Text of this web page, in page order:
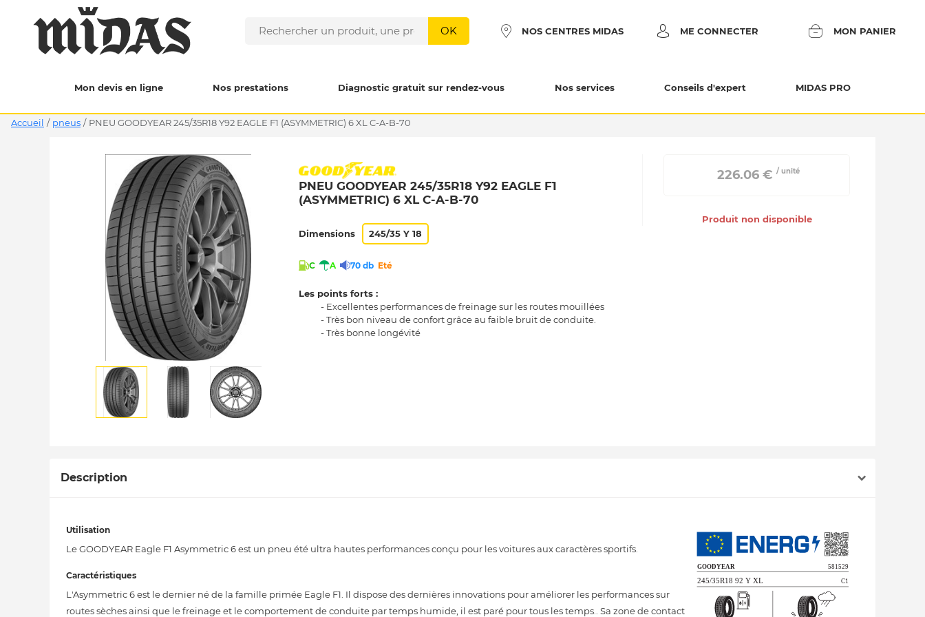
OK NOS CENTRES MIDAS ME CONNECTER MON PANIER
Mon devis en ligne Nos prestations Diagnostic gratuit sur rendez-vous Nos services Conseils d'expert MIDAS PRO
Accueil / pneus / PNEU GOODYEAR 245/35R18 Y92 EAGLE F1 (ASYMMETRIC) 6 XL C-A-B-70
PNEU GOODYEAR 245/35R18 Y92 EAGLE F1
(ASYMMETRIC) 6 XL C-A-B-70
Dimensions 245/35 Y 18
C A 70 db Eté
Les points forts :
- Excellentes performances de freinage sur les routes mouillées
- Très bon niveau de confort grâce au faible bruit de conduite.
- Très bonne longévité
226.06 € / unité
Produit non disponible
Description
Utilisation
Le GOODYEAR Eagle F1 Asymmetric 6 est un pneu été ultra hautes performances conçu pour les voitures aux caractères sportifs.
Caractéristiques
L'Asymmetric 6 est le dernier né de la famille primée Eagle F1. Il dispose des dernières innovations pour améliorer les performances sur
routes sèches ainsi que le freinage et le comportement de conduite par temps humide, il est paré pour tous les temps.. Sa zone de contact